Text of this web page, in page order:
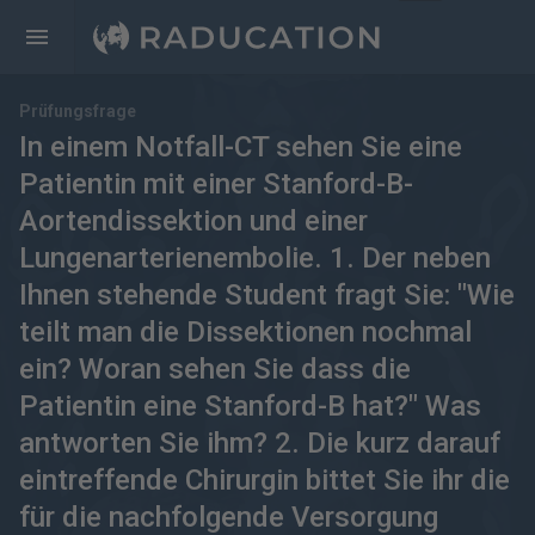
Prüfungsfrage
In einem Notfall-CT sehen Sie eine
Patientin mit einer Stanford-B-
Aortendissektion und einer
Lungenarterienembolie. 1. Der neben
Ihnen stehende Student fragt Sie: "Wie
teilt man die Dissektionen nochmal
ein? Woran sehen Sie dass die
Patientin eine Stanford-B hat?" Was
antworten Sie ihm? 2. Die kurz darauf
eintreffende Chirurgin bittet Sie ihr die
für die nachfolgende Versorgung